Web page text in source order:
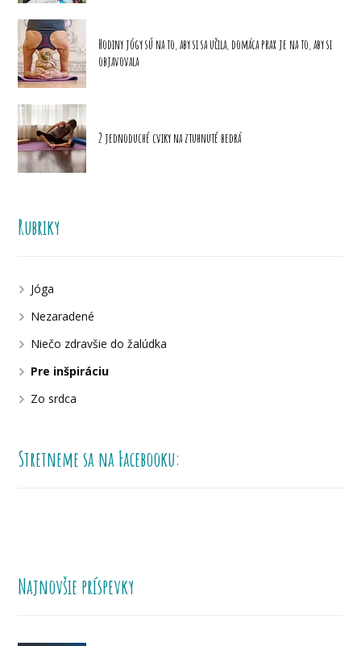
Hodiny jógy sú na to, aby si sa učila, domáca prax je na to, aby si
objavovala
2 jednoduché cviky na ztuhnuté bedrá
Rubriky
Jóga
Nezaradené
Niečo zdravšie do žalúdka
Pre inšpiráciu
Zo srdca
Stretneme sa na Facebooku:
Najnovšie príspevky